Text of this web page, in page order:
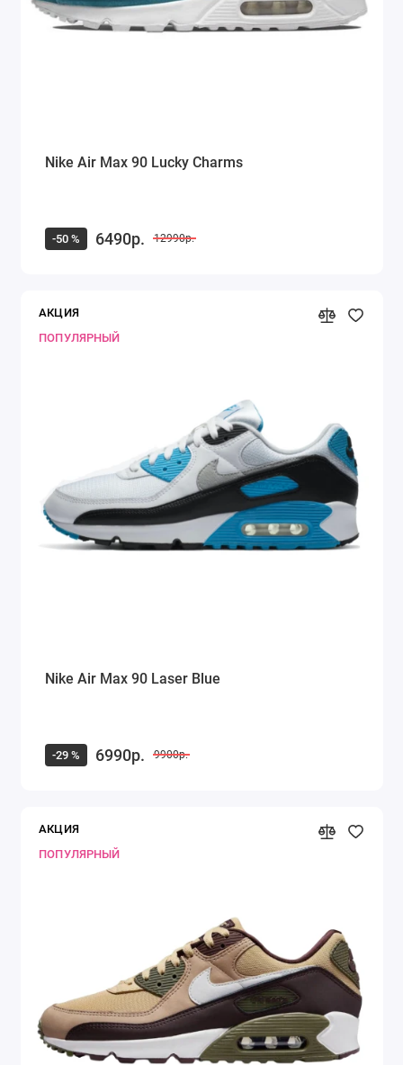
Nike Air Max 90 Lucky Charms
-50 % 6490р. 12990р.
АКЦИЯ
ПОПУЛЯРНЫЙ
Nike Air Max 90 Laser Blue
-29 % 6990р. 9900р.
АКЦИЯ
ПОПУЛЯРНЫЙ